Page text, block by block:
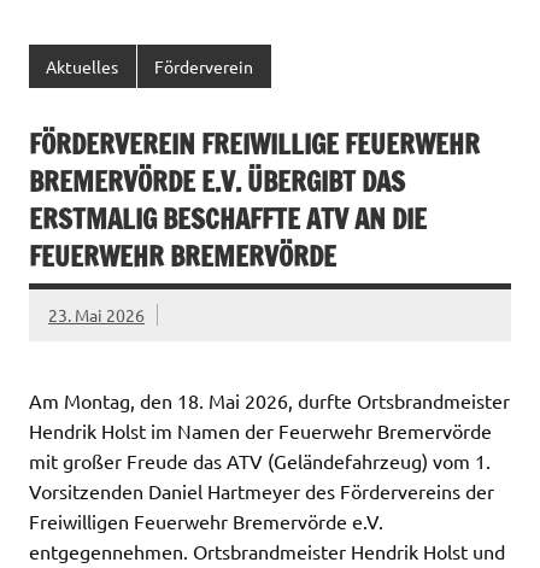
Aktuelles Förderverein
FÖRDERVEREIN FREIWILLIGE FEUERWEHR
BREMERVÖRDE E.V. ÜBERGIBT DAS
ERSTMALIG BESCHAFFTE ATV AN DIE
FEUERWEHR BREMERVÖRDE
23. Mai 2026
Am Montag, den 18. Mai 2026, durfte Ortsbrandmeister
Hendrik Holst im Namen der Feuerwehr Bremervörde
mit großer Freude das ATV (Geländefahrzeug) vom 1.
Vorsitzenden Daniel Hartmeyer des Fördervereins der
Freiwilligen Feuerwehr Bremervörde e.V.
entgegennehmen. Ortsbrandmeister Hendrik Holst und